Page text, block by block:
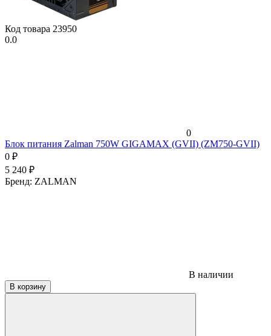
Код товара 23950
0.0
0
Блок питания Zalman 750W GIGAMAX (GVII) (ZM750-GVII)
0 ₽
5 240 ₽
Бренд: ZALMAN
В наличии
В корзину